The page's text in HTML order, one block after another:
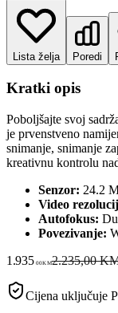
Lista želja Poredi
Kratki opis
Poboljšajte svoj
je prvenstveno
snimanje, snimanje
kreativnu kontrolu
Senzor: 24.2
Video
Autofokus:
Povezivanje:
1.935 00KM2.235,00
Cijena uključuje